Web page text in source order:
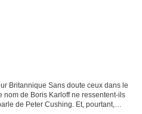
Britannique Sans doute ceux dans le
de Boris Karloff ne ressentent-ils
de Peter Cushing. Et, pourtant,